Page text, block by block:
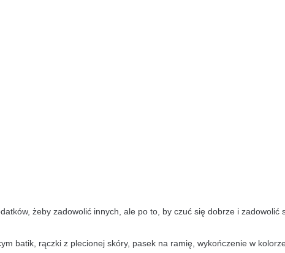
żeby zadowolić innych, ale po to, by czuć się dobrze i zadowolić
batik, rączki z plecionej skóry, pasek na ramię, wykończenie w kolorze